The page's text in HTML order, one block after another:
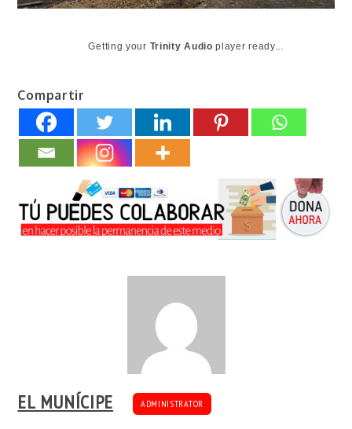
Getting your Trinity Audio player ready...
Compartir
EL MUNÍCIPE ADMINISTRATOR